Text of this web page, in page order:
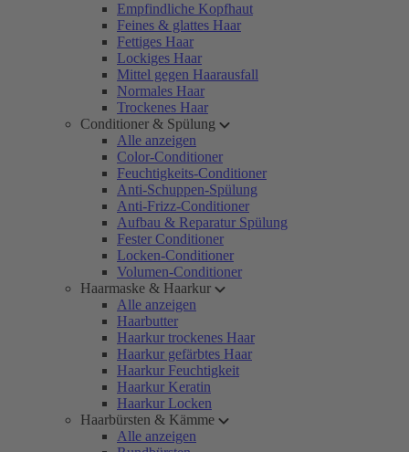
Empfindliche Kopfhaut
Feines & glattes Haar
Fettiges Haar
Lockiges Haar
Mittel gegen Haarausfall
Normales Haar
Trockenes Haar
Conditioner & Spülung
Alle anzeigen
Color-Conditioner
Feuchtigkeits-Conditioner
Anti-Schuppen-Spülung
Anti-Frizz-Conditioner
Aufbau & Reparatur Spülung
Fester Conditioner
Locken-Conditioner
Volumen-Conditioner
Haarmaske & Haarkur
Alle anzeigen
Haarbutter
Haarkur trockenes Haar
Haarkur gefärbtes Haar
Haarkur Feuchtigkeit
Haarkur Keratin
Haarkur Locken
Haarbürsten & Kämme
Alle anzeigen